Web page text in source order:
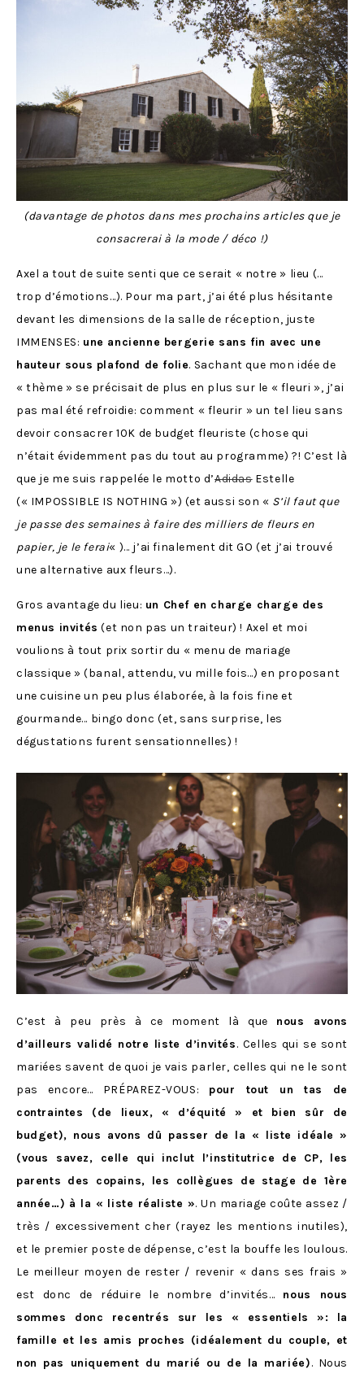
(davantage de photos dans mes prochains articles que je
consacrerai à la mode / déco !)
Axel a tout de suite senti que ce serait « notre » lieu (…
trop d’émotions…). Pour ma part, j’ai été plus hésitante
devant les dimensions de la salle de réception, juste
IMMENSES: une ancienne bergerie sans fin avec une
hauteur sous plafond de folie. Sachant que mon idée de
« thème » se précisait de plus en plus sur le « fleuri », j’ai
pas mal été refroidie: comment « fleurir » un tel lieu sans
devoir consacrer 10K de budget fleuriste (chose qui
n’était évidemment pas du tout au programme) ?! C’est là
que je me suis rappelée le motto d’AdidasEstelle
(« IMPOSSIBLE IS NOTHING ») (et aussi son « S’il faut que
je passe des semaines à faire des milliers de fleurs en
papier, je le ferai« )… j’ai finalement dit GO (et j’ai trouvé
une alternative aux fleurs…).
Gros avantage du lieu: un Chef en charge charge des
menus invités (et non pas un traiteur) ! Axel et moi
voulions à tout prix sortir du « menu de mariage
classique » (banal, attendu, vu mille fois…) en proposant
une cuisine un peu plus élaborée, à la fois fine et
gourmande… bingo donc (et, sans surprise, les
dégustations furent sensationnelles) !
C’est à peu près à ce moment là que nous avons
d’ailleurs validé notre liste d’invités. Celles qui se sont
mariées savent de quoi je vais parler, celles qui ne le sont
pas encore… PRÉPAREZ-VOUS: pour tout un tas de
contraintes (de lieux, « d’équité » et bien sûr de
budget), nous avons dû passer de la « liste idéale »
(vous savez, celle qui inclut l’institutrice de CP, les
parents des copains, les collègues de stage de 1ère
année…) à la « liste réaliste ». Un mariage coûte assez /
très / excessivement cher (rayez les mentions inutiles),
et le premier poste de dépense, c’est la bouffe les loulous.
Le meilleur moyen de rester / revenir « dans ses frais »
est donc de réduire le nombre d’invités… nous nous
sommes donc recentrés sur les « essentiels »: la
famille et les amis proches (idéalement du couple, et
non pas uniquement du marié ou de la mariée). Nous